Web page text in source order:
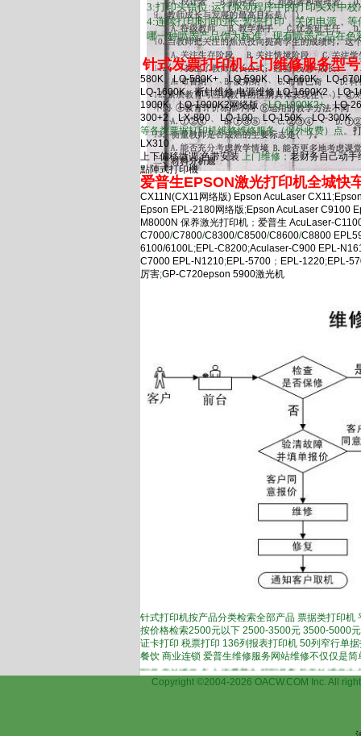
3:打印头错位:运行驱动程序中的打印头对中校
4:连续打印时间过长:暂停打印，关闭电源，
哪一种喷墨产品作为标准，现有喷墨产品在
针式发票打印机上门维修服务型
580K、LQ-580K+、LQ-590K、LQ-660K、LQ-
LQ-1600K、断针维修 电源维修 LQ-1600K2、 LQ-
1900K、LQ-1900K2网络版，LQ-1900K2+、LQ-
300+2、LX-800、 LQ-100、LQ-150K、LQ-300K、
等各类票据打印机维修维修服务（保外收费）点。
LX310
上下偏移微调 色带安装上门维修；老财务自己动手
點陣式打印機
爱普生EPSON激光打印机全城快
CX11N(CX11网络版) Epson AcuLaser CX11;
Epson EPL-2180网络版;Epson AcuLaser C9100
M8000N 保养激光打印机 ； 爱普生 AcuLaser-
C7000/C7800/C8300/C8500/C8600/C8800
6100/6100L;EPL-C8200;Aculaser-C900 EPL-
C7000 EPL-N1210;EPL-5700 ； EPL-1220;EPL-
厉害;GP-C720epson 5900激光机
针式打印机按产品分类检索全部产品 票据类打印
按价格检索2500元以下 2500-3500元 3500-5000
证卡打印 税票打印 136列报表打印机 50列窄行单
餐饮 商业连锁 爱普生维修服务网站维修不仅仅是简
机维修,上海爱普生打印机保外维修点,上海爱普生打印机售后保外维修中心,上海
Copyright ©2004-2026 OACW.COM Inc. All